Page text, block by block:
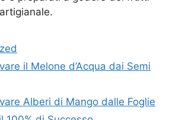
il Melone d’Acqua dai Semi
Alberi di Mango dalle Foglie